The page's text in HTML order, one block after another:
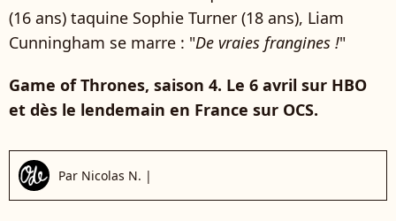
(16 ans) taquine Sophie Turner (18 ans), Liam
Cunningham se marre : "De vraies frangines !"
Game of Thrones, saison 4. Le 6 avril sur HBO
et dès le lendemain en France sur OCS.
Par Nicolas N. |